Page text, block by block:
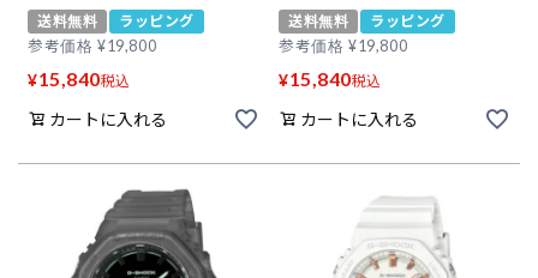
送料無料
ラッピング
参考価格 ¥19,800
¥15,840税込
カートに入れる
送料無料
ラッピング
参考価格 ¥19,800
¥15,840税込
カートに入れる